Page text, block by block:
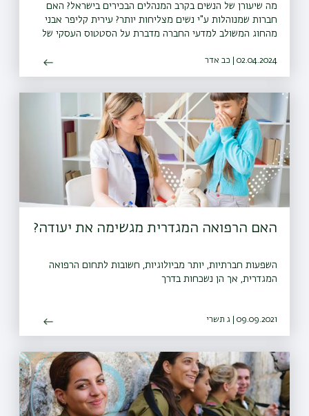
מה שיעורן של הנשים בקרב המנהלים הבכירים בישראל? האם
חברות שמנוהלות ע"י נשים מצליחות יותר? עירית קליפר אבני
מהחוג המשולב למדעי החברה מדברת על הסטטוס העסקי של
להתנהנות בצמרת
02.04.2024 | כב אדר
האם הרפואה המגדרית מגשימה את יעודה?
השפעות חברתיות, יותר מביולוגיות, חשובות לתחום הרפואה
המגדרית, אך הן נשכחות בדרך
09.09.2021 | ג תשרי